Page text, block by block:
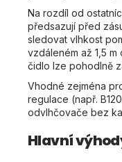
Na rozdíl od
předsazují před
sledovat vlhkost
vzdáleném až 1,5
čidlo lze pohodlně
Vhodné zejména
regulace (např.
odvlhčovače bez
Hlavní